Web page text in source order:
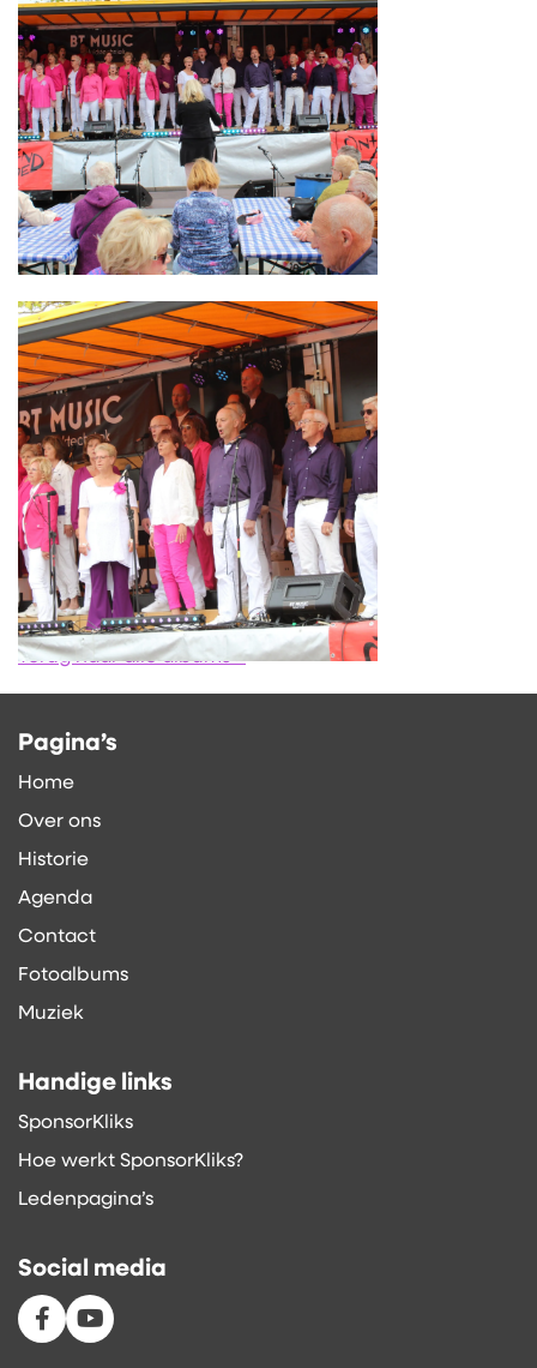
Terug naar alle albums »
Pagina’s
Home
Over ons
Historie
Agenda
Contact
Fotoalbums
Muziek
Handige links
SponsorKliks
Hoe werkt SponsorKliks?
Ledenpagina’s
Social media